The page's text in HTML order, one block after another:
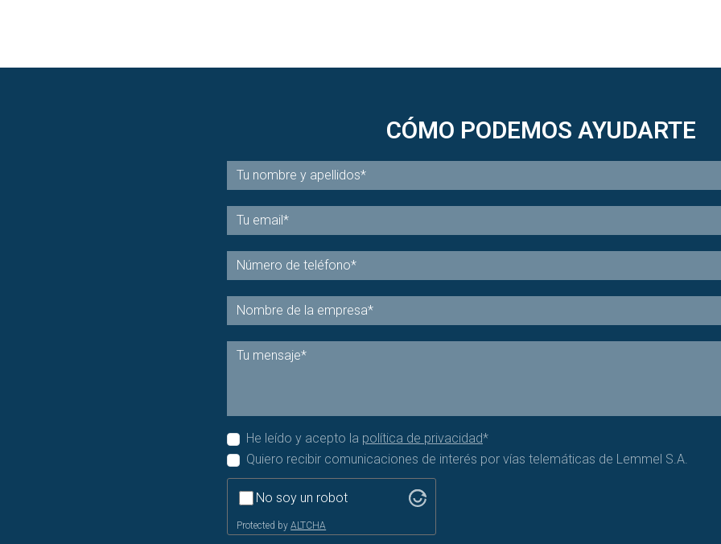
CÓMO PODEMOS AYUDARTE
He leído y acepto la política de privacidad*
Quiero recibir comunicaciones de interés por vías telemáticas de Lemmel S.A.
No soy un robot
Protected byALTCHA